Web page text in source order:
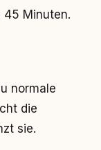
45 Minuten.
normale
die
sie.